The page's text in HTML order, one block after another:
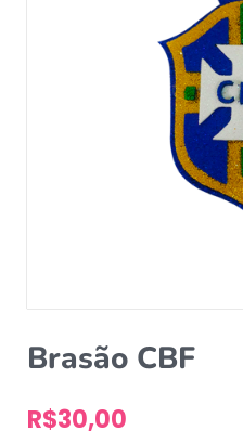
Brasão CBF
R$30,00